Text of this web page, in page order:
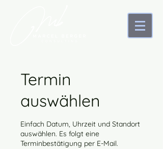
Termin
auswählen
Einfach Datum, Uhrzeit und Standort
auswählen. Es folgt eine
Terminbestätigung per E-Mail.